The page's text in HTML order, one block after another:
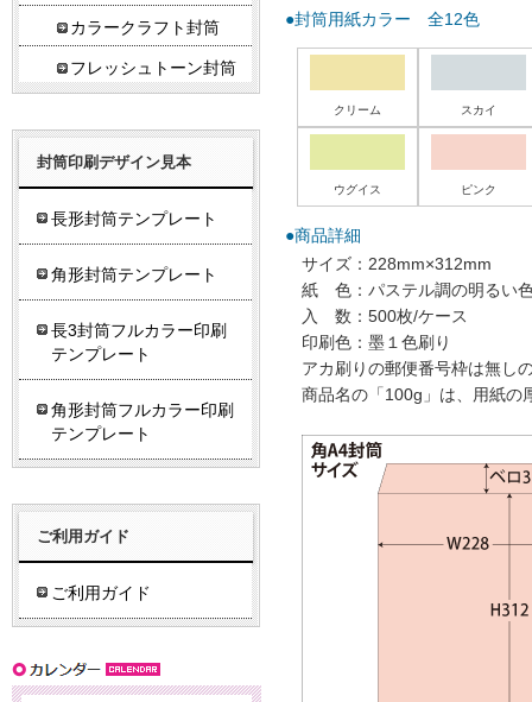
●封筒用紙カラー 全12色
クリーム スカイ
ウグイス ピンク
●商品詳細
サイズ：228mm×312mm
紙 色：パステル調の明るい
入 数：500枚/ケース
印刷色：墨１色刷り
アカ刷りの郵便番号枠は無し
商品名の「100g」は、用紙の
カラークラフト封筒
フレッシュトーン封筒
封筒印刷デザイン見本
長形封筒テンプレート
角形封筒テンプレート
長3封筒フルカラー印刷
テンプレート
角形封筒フルカラー印刷
テンプレート
ご利用ガイド
ご利用ガイド